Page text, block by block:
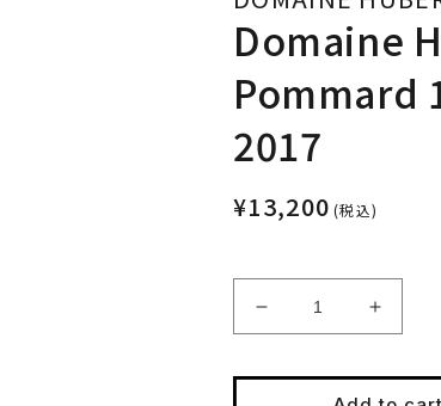
Domaine
Pommard
2017
¥13,200 (税込)
Decrease
quantity
Domaine
quantity